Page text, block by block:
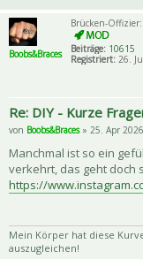
Boobs&Braces
Brücken-
Beiträge: 10615
Registriert: 26.
Re: DIY - Kurze
von Boobs&Braces» 25. Apr
Manchmal ist so ein
verkehrt, das geht doch
https://
Mein Körper hat diese
auszugleichen!